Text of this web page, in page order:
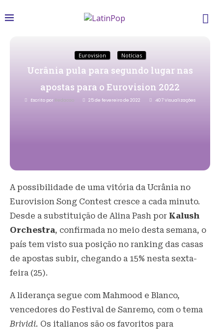
Eurovision Notícias
Ucrânia pula para segundo lugar nas
apostas para o Eurovision 2022
Escrito por Redacao 25 de fevereiro de 2022 407Visualizações
A possibilidade de uma vitória da Ucrânia no
Eurovision Song Contest cresce a cada minuto.
Desde a substituição de Alina Pash por Kalush
Orchestra, confirmada no meio desta semana, o
país tem visto sua posição no ranking das casas
de apostas subir, chegando a 15% nesta sexta-
feira (25).
A liderança segue com Mahmood e Blanco,
vencedores do Festival de Sanremo, com o tema
Brividi. Os italianos são os favoritos para